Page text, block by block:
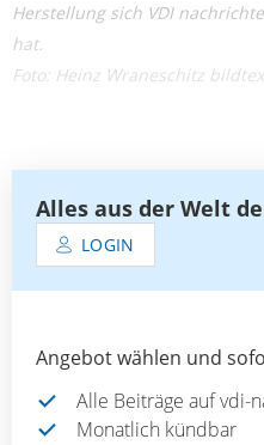
Herstellung sich VDI
hat.
Foto: Heinz Wraneschitz
Alles aus der Welt
LOGIN
Angebot wählen und
Alle Beiträge auf vdi-
Monatlich kündbar